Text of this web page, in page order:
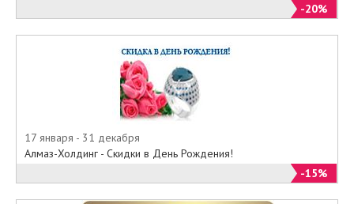
-20%
17 января - 31 декабря
Алмаз-Холдинг - Скидки в День Рождения!
-15%